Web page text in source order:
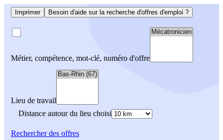
Imprimer Besoin d'aide sur la recherche d'offres d'emploi ?
Métier, compétence, mot-clé, numéro d'offre
Lieu de travail
Distance autour du lieu choisi
Rechercherdes offres